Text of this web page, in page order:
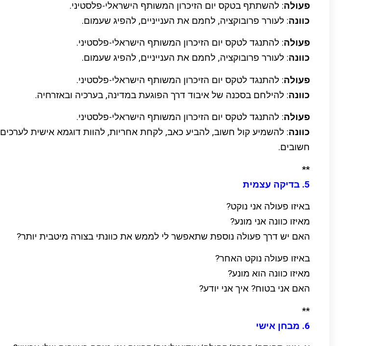
פעולה: להשתתף בטקס יום הזיכרון המשותף הישראלי-פלסטיני.
כוונה: לעורר פרובוקציה, לחמם את הענייניים, להפיג שעמום.
פעולה: להתנגד לטקס יום הזיכרון המשותף הישראלי-פלסטיני.
כוונה: לעורר פרובוקציה, לחמם את הענייניים, להפיג שעמום.
פעולה: להתנגד לטקס יום הזיכרון המשותף הישראלי-פלסטיני.
כוונה: להילחם בסכנה של איבוד דרך הפוגעת במדינה, בערכיה ובאזרחיה.
פעולה: להתנגד לטקס יום הזיכרון המשותף הישראלי-פלסטיני.
כוונה: להשמיע קול חשוב, להביע כאב, לקחת אחריות, להוות דוגמא אישית לערכים
חשובים.
**
5. בדיקה עצמית
באיזו פעולה אני נוקט?
מאיזו כוונה אני מונע?
האם יש דרך פעולה נוספת שתאפשר לי לממש את כוונתי בצורה מיטבית יותר?
באיזו פעולה נוקט האחר?
מאיזו כוונה הוא מונע?
האם אני בטוח? איך אני יודע?
**
6. מבחן אישי